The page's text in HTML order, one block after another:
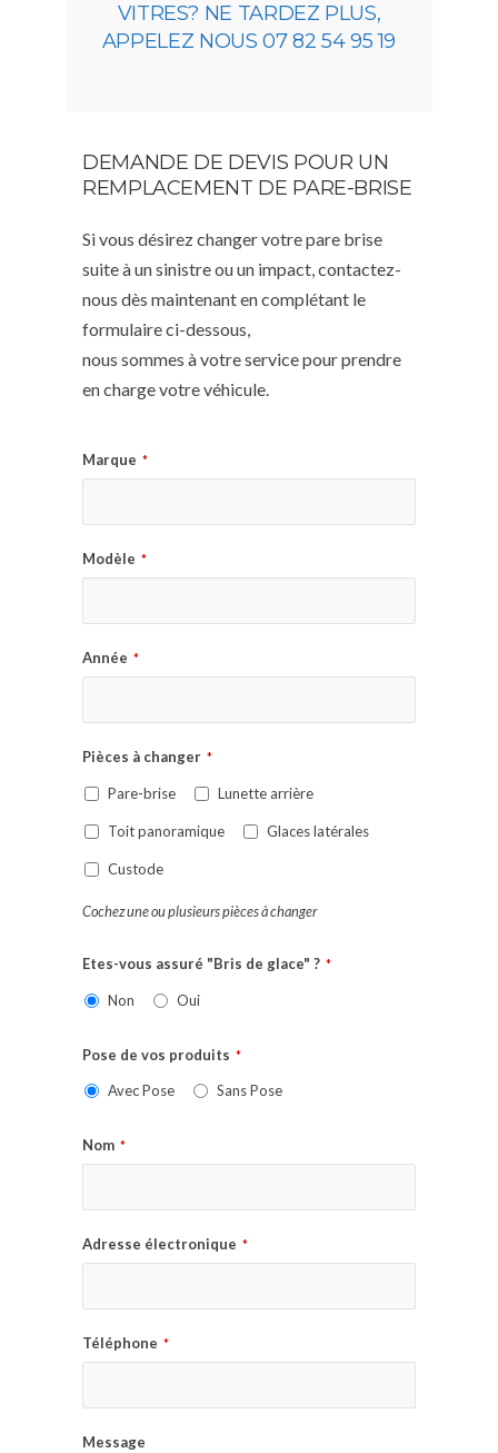
VITRES? NE TARDEZ PLUS,
APPELEZ NOUS 07 82 54 95 19
DEMANDE DE DEVIS POUR UN
REMPLACEMENT DE PARE-BRISE
Si vous désirez changer votre pare brise
suite à un sinistre ou un impact, contactez-
nous dès maintenant en complétant le
formulaire ci-dessous,
nous sommes à votre service pour prendre
en charge votre véhicule.
Marque *
Modèle *
Année *
Pièces à changer *
Pare-brise Lunette arrière
Toit panoramique Glaces latérales
Custode
Cochez une ou plusieurs pièces à changer
Etes-vous assuré "Bris de glace" ? *
Non Oui
Pose de vos produits *
Avec Pose Sans Pose
Nom *
Adresse électronique *
Téléphone *
Message